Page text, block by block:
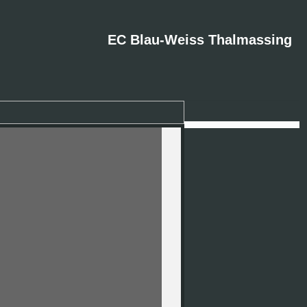
EC Blau-Weiss Thalmassing